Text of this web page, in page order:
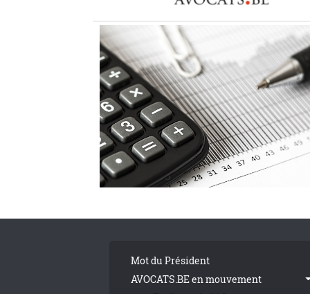
Tribune Footer
Mot du Président
AVOCATS.BE en mouvement